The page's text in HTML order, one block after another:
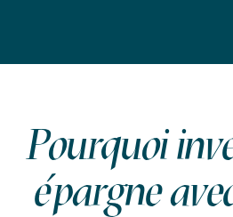
Pourquoi
épargne